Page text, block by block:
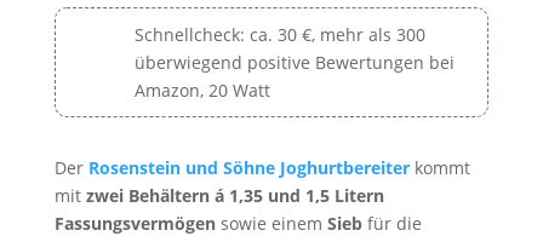
Schnellcheck: ca. 30 €, mehr als 300
überwiegend positive Bewertungen bei
Amazon, 20 Watt
Der Rosenstein und Söhne Joghurtbereiterkommt
mit zwei Behältern á 1,35 und 1,5 Litern
Fassungsvermögensowie einem Siebfür die